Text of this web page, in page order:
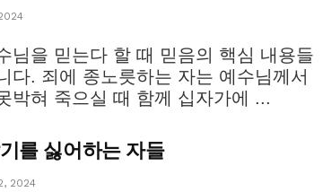
님을 믿는다 할 때 믿음의 핵심 내용들
다. 죄에 종노릇하는 자는 예수님께서
박혀 죽으실 때 함께 십자가에 ...
를 싫어하는 자들
2024